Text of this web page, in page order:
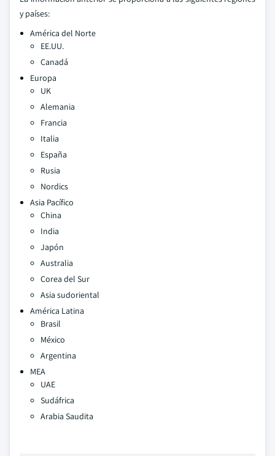
y países:
América del Norte
EE.UU.
Canadá
Europa
UK
Alemania
Francia
Italia
España
Rusia
Nordics
Asia Pacífico
China
India
Japón
Australia
Corea del Sur
Asia sudoriental
América Latina
Brasil
México
Argentina
MEA
UAE
Sudáfrica
Arabia Saudita